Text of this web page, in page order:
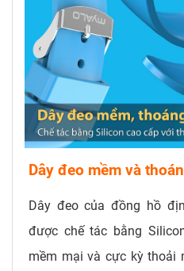
Dây đeo mềm và
Dây đeo của đồng hồ
được chế tác bằng
mềm mại và cực kỳ thoải